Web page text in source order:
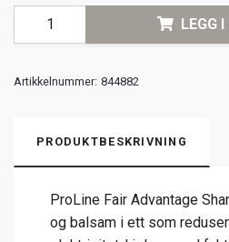
LEGG
Artikkelnummer: 844882
PRODUKTBESKRIVNING
ProLine Fair Advantage
og balsam i ett som